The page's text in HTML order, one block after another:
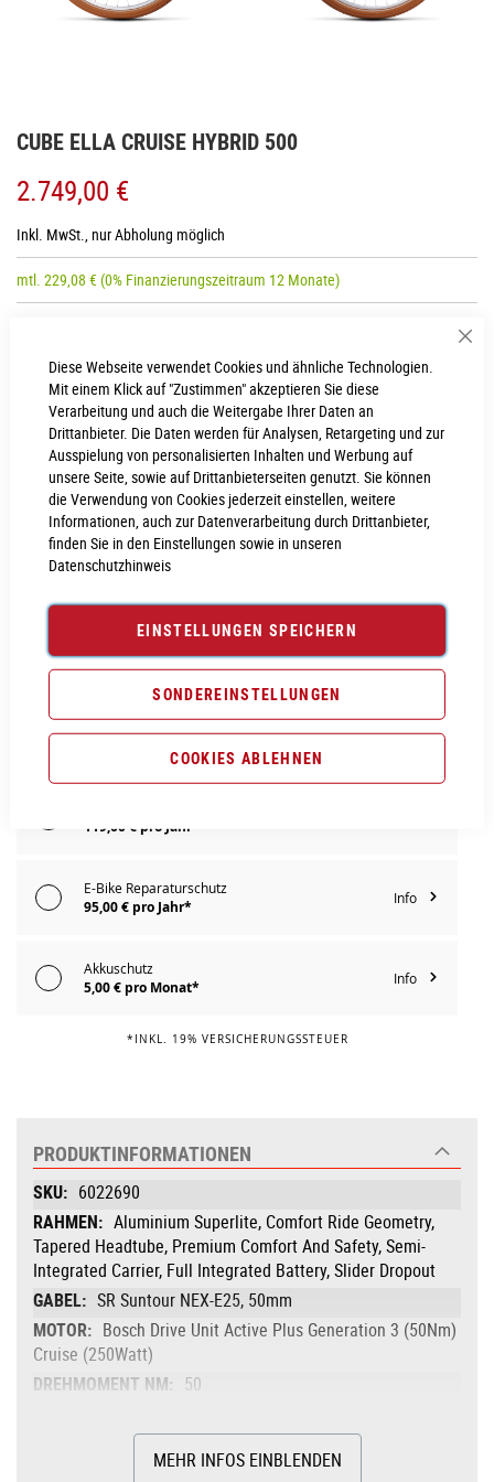
Diese Webseite verwendet Cookies und ähnliche Technologien.
Mit einem Klick auf "Zustimmen" akzeptieren Sie diese
Verarbeitung und auch die Weitergabe Ihrer Daten an
Drittanbieter. Die Daten werden für Analysen, Retargeting und zur
Ausspielung von personalisierten Inhalten und Werbung auf
unsere Seite, sowie auf Drittanbieterseiten genutzt. Sie können
die Verwendung von Cookies jederzeit einstellen, weitere
Informationen, auch zur Datenverarbeitung durch Drittanbieter,
finden Sie in den Einstellungen sowie in unseren
Datenschutzhinweis
EINSTELLUNGEN SPEICHERN
SONDEREINSTELLUNGEN
COOKIES ABLEHNEN
Anfang
Bildgalerie
CUBE ELLA CRUISE HYBRID 500
2.749,00 €
Inkl. MwSt., nur Abholung möglich
mtl. 229,08 €(0% Finanzierungszeitraum 12 Monate)
RAHMENHÖHE
46 cm 50 cm
54 cm
IN DEN WARENKORB
PROBEFAHRT VEREINBAREN
Vergleichsliste:hinzufügen|ansehen
Produktanfrage stellen
Extra Schutz? Jetzt Tarife entdecken!
119,00 € pro Jahr*
E-Bike Reparaturschutz
95,00 € pro Jahr*
Info
Akkuschutz
5,00 € pro Monat*
Info
*INKL. 19% VERSICHERUNGSSTEUER
PRODUKTINFORMATIONEN
Produktinformationen
6022690
Aluminium Superlite, Comfort Ride Geometry,
Tapered Headtube, Premium Comfort And Safety, Semi-
Integrated Carrier, Full Integrated Battery, Slider Dropout
SR Suntour NEX-E25, 50mm
Bosch Drive Unit Active Plus Generation 3 (50Nm)
Cruise (250Watt)
50
Bosch Purion
MEHR INFOS EINBLENDEN